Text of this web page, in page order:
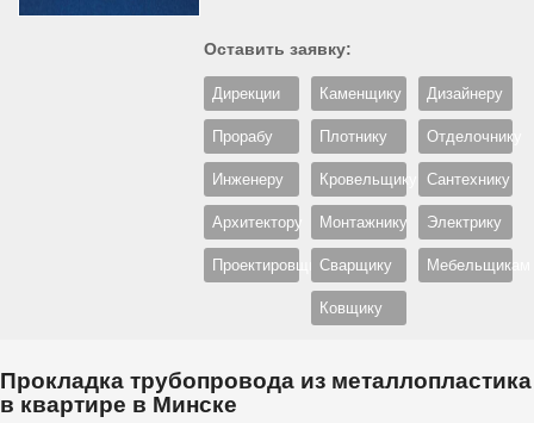
Оставить заявку:
Дирекции
Прорабу
Инженеру
Архитектору
Проектировщику
Каменщику
Плотнику
Кровельщику
Монтажнику
Сварщику
Ковщику
Дизайнеру
Отделочнику
Сантехнику
Электрику
Мебельщикам
Прокладка трубопровода из металлопластика
в квартире в Минске